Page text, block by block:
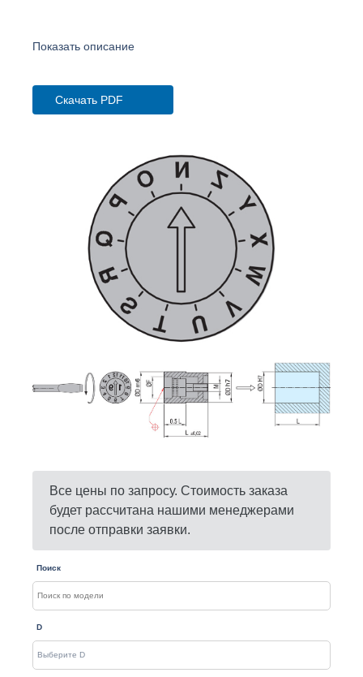
Показать описание
Скачать PDF
Все цены по запросу. Стоимость заказа
будет рассчитана нашими менеджерами
после отправки заявки.
Поиск
D